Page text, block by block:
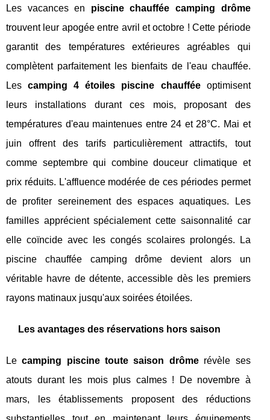
Les vacances en piscine chauffée camping drôme
trouvent leur apogée entre avril et octobre ! Cette période
garantit des températures extérieures agréables qui
complètent parfaitement les bienfaits de l'eau chauffée.
Lescamping 4 étoiles piscine chaufféeoptimisent
leurs installations durant ces mois, proposant des
températures d'eau maintenues entre 24 et 28°C. Mai et
juin offrent des tarifs particulièrement attractifs, tout
comme septembre qui combine douceur climatique et
prix réduits. L'affluence modérée de ces périodes permet
de profiter sereinement des espaces aquatiques. Les
familles apprécient spécialement cette saisonnalité car
elle coïncide avec les congés scolaires prolongés. La
piscine chauffée camping drôme devient alors un
véritable havre de détente, accessible dès les premiers
rayons matinaux jusqu'aux soirées étoilées.
Les avantages des réservations hors saison
Lecamping piscine toute saison drômerévèle ses
atouts durant les mois plus calmes ! De novembre à
mars, les établissements proposent des réductions